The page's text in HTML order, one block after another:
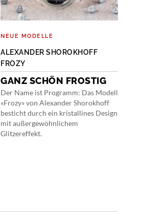
NEUE MODELLE
ALEXANDER SHOROKHOFF
FROZY
GANZ SCHÖN FROSTIG
Der Name ist Programm: Das Modell
«Frozy» von Alexander Shorokhoff
besticht durch ein kristallines Design
mit außergewöhnlichem
Glitzereffekt.